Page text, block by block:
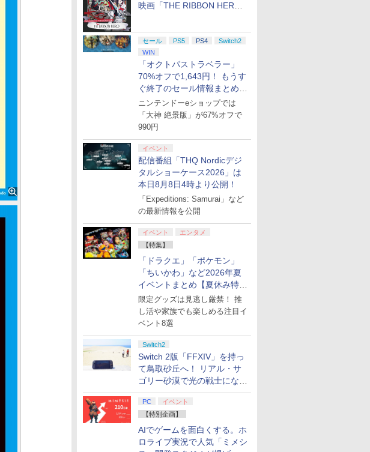
映画「THE RIBBON HERO
セール PS5 PS4
Switch2
WIN
「オクトパストラベラー」
70%オフで1,643円！ もうす
ぐ終了のセール情報まとめ
【8月8日更新】
ニンテンドーeショップでは
「大神 絶景版」が67%オフで
990円
イベント
配信番組「THQ Nordicデジ
タルショーケース2026」は
本日8月8日4時より公開！
「Expeditions: Samurai」など
の最新情報を公開
イベント
エンタメ
【特集】
「ドラクエ」「ポケモン」
「ちいかわ」など2026年夏
イベントまとめ【夏休み特
集】
限定グッズは見逃し厳禁！ 推
し活や家族でも楽しめる注目イ
ベント8選
Switch2
Switch 2版「FFXIV」を持っ
て鳥取砂丘へ！ リアル・サ
ゴリー砂漠で光の戦士になっ
てみた
PC
イベント
【特別企画】
AIでゲームを面白くする。ホ
ロライブ実況で人気「ミメシ